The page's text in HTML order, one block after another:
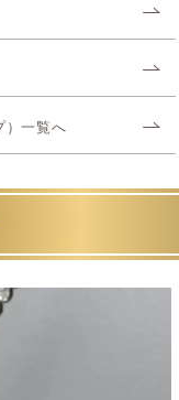
）一覧へ